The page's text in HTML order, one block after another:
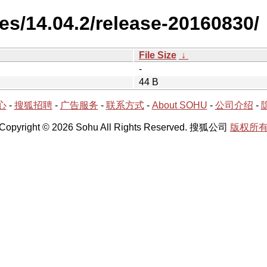
14.04.2/release-20160830/
File Size ↓
-
44 B
- 搜狐招聘- 广告服务 - 联系方式- About SOHU - 公司介绍 -
© 2026 Sohu All Rights Reserved. 搜狐公司 版权所